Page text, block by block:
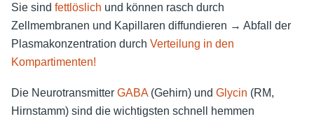
Sie sind fettlöslich und können rasch durch
Zellmembranen und Kapillaren diffundieren → Abfall der
Plasmakonzentration durch Verteilung in den
Kompartimenten!
Die Neurotransmitter GABA (Gehirn) und Glycin (RM,
Hirnstamm) sind die wichtigsten schnell hemmen